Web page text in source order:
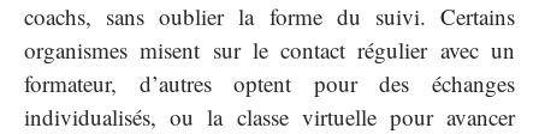
coachs, sans oublier la forme du suivi. Certains
organismes misent sur le contact régulier avec un
formateur, d’autres optent pour des échanges
individualisés, ou la classe virtuelle pour avancer